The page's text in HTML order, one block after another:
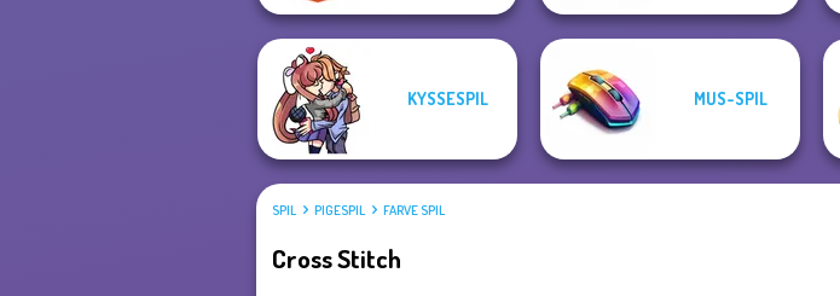
KYSSESPIL MUS-SPIL
SPIL PIGESPIL FARVE SPIL
Cross Stitch